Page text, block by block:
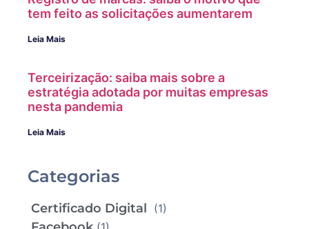
tem feito as solicitações aumentarem
Leia Mais
Terceirização: saiba mais sobre a
estratégia adotada por muitas empresas
nesta pandemia
Leia Mais
Categorias
Certificado Digital (1)